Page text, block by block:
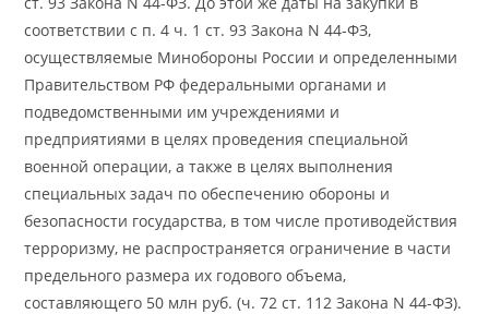
соответствии с п. 4 ч. 1 ст. 93 Закона N 44-ФЗ,
осуществляемые Минобороны России и определенными
Правительством РФ федеральными органами и
подведомственными им учреждениями и
предприятиями в целях проведения специальной
военной операции, а также в целях выполнения
специальных задач по обеспечению обороны и
безопасности государства, в том числе противодействия
терроризму, не распространяется ограничение в части
предельного размера их годового объема,
составляющего 50 млн руб. (ч. 72 ст. 112 Закона N 44-ФЗ).